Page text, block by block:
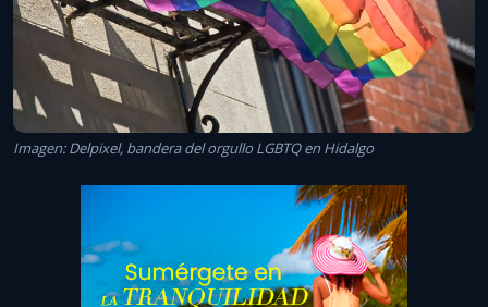
Imagen: Delpixel, bandera del orgullo LGBTQ en Hidalgo